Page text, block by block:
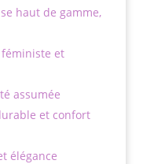
haut de gamme,
féministe et
assumée
et confort
élégance